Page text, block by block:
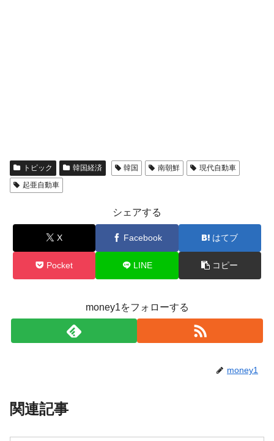
トピック 韓国経済 韓国 南朝鮮
現代自動車
起亜自動車
シェアする
X Facebook はてブ
Pocket LINE コピー
money1をフォローする
money1
関連記事